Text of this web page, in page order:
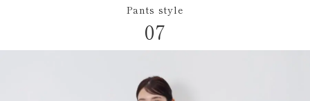
Pants style
07